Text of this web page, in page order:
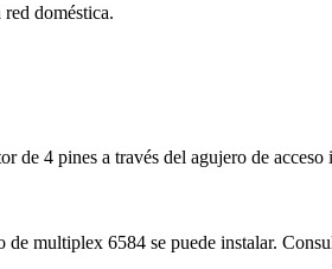
doméstica.
de 4 pines a través del agujero de acceso
de multiplex 6584 se puede instalar.